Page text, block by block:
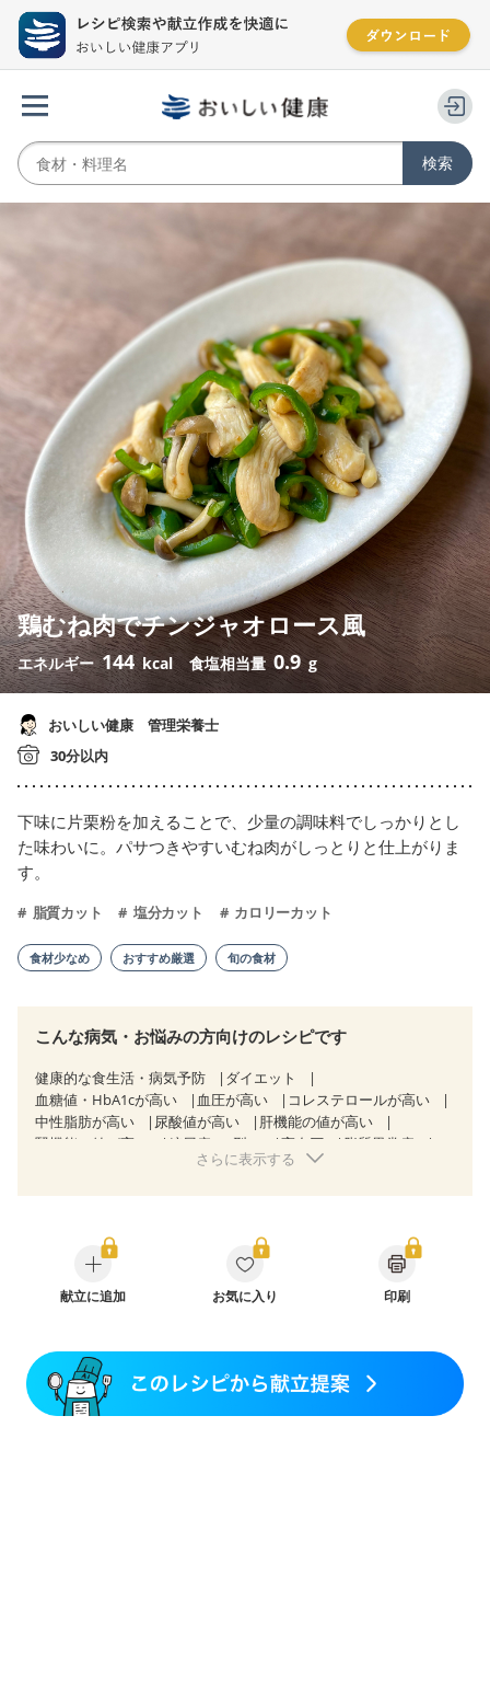
鶏むね肉でチンジャオロース風
エネルギー144 kcal 食塩相当量 0.9 g
おいしい健康 管理栄養士
30分以内
下味に片栗粉を加えることで、少量の調味料でしっかりとし
た味わいに。パサつきやすいむね肉がしっとりと仕上がりま
す。
脂質カット 塩分カット カロリーカット
食材少なめ おすすめ厳選 旬の食材
こんな病気・お悩みの方向けのレシピです
健康的な食生活・病気予防
ダイエット
血糖値・HbA1cが高い
血圧が高い
コレステロールが高い
中性脂肪が高い
尿酸値が高い
肝機能の値が高い
腎機能の値が高い
糖尿病（2型） 高血圧
脂質異常症
狭心症 心筋梗塞
糖尿病性腎症（第３期）
CKD（ステージ１）
CKD（ステージ２）
乳がん（抗がん剤治療中）
乳がん（ホルモン療法中）
乳がん（放射線治療中）
関節リウマチ
貧血対策
ニキビ・肌荒れ 妊活中 更年期
さらに表示する
献立に追加 お気に入り 印刷